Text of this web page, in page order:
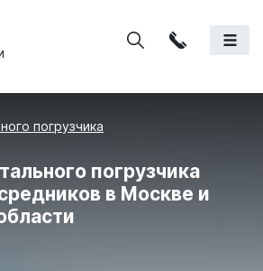
погрузчика
погрузчика
в Москве и